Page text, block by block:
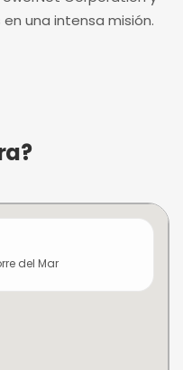
una intensa misión.
del Mar